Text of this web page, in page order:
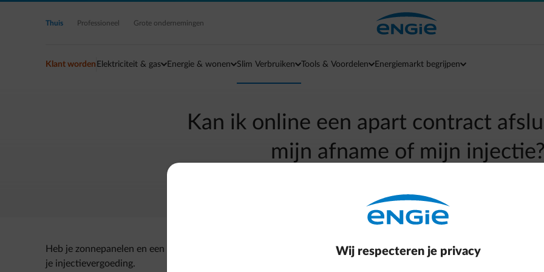
Ga naar de hoofdinhoud
Thuis Professioneel Grote ondernemingen
Klant worden Elektriciteit & gas Energie & wonen Slim Verbruiken Tools & Voordelen Energiemarkt begrijpen
Kan ik online een apart contract
mijn afname of mijn injectie?
Terug naar contactpagina
Heb je zonnepanelen en een digitale meter? Online kan je gemakkelijk eenprijssimulatieuitvoeren voor je werkelijke
je injectievergoeding.
Wij respecteren je privacy